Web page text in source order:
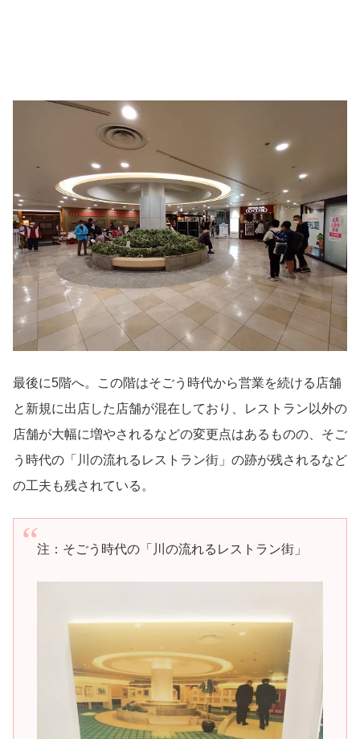
最後に5階へ。この階はそごう時代から営業を続ける店舗
と新規に出店した店舗が混在しており、レストラン以外の
店舗が大幅に増やされるなどの変更点はあるものの、そご
う時代の「川の流れるレストラン街」の跡が残されるなど
の工夫も残されている。
注：そごう時代の「川の流れるレストラン街」